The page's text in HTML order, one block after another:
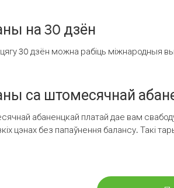
на 30 дзён
30 дзён можна рабіць міжнародныя
са штомесячнай
абаненцкай платай дае вам
цэнах без папаўнення балансу. Такі